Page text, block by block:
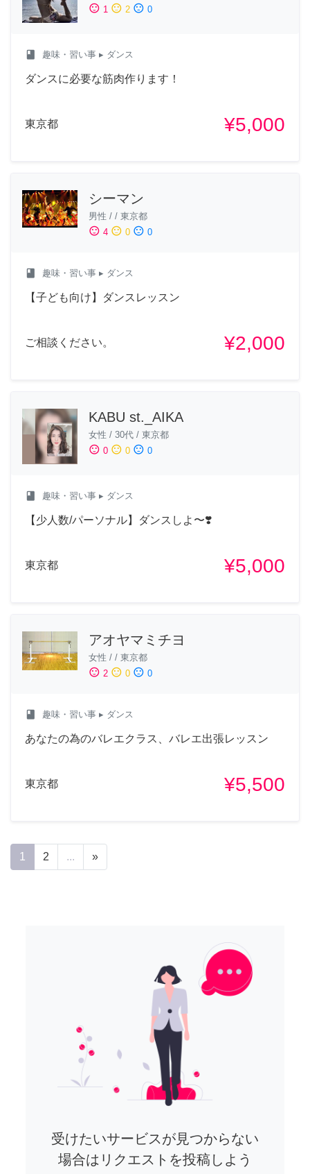
sentiment_satisfied 1 sentiment_neutral 2 sentiment_dissatisfied 0
class 趣味・習い事 ▸ ダンス
ダンスに必要な筋肉作ります！
東京都 ¥5,000
シーマン
男性 / / 東京都
sentiment_satisfied 4 sentiment_neutral 0 sentiment_dissatisfied 0
class 趣味・習い事 ▸ ダンス
【子ども向け】ダンスレッスン
ご相談ください。 ¥2,000
KABU st._AIKA
女性 / 30代 / 東京都
sentiment_satisfied 0 sentiment_neutral 0 sentiment_dissatisfied 0
class 趣味・習い事 ▸ ダンス
【少人数/パーソナル】ダンスしよ〜❣️
東京都 ¥5,000
アオヤマミチヨ
女性 / / 東京都
sentiment_satisfied 2 sentiment_neutral 0 sentiment_dissatisfied 0
class 趣味・習い事 ▸ ダンス
あなたの為のバレエクラス、バレエ出張レッスン
東京都 ¥5,500
1 2 ... »
受けたいサービスが見つからない
場合はリクエストを投稿しよう